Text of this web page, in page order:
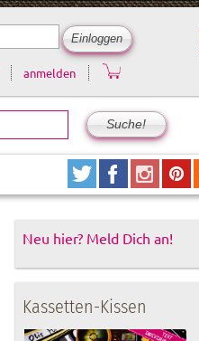
anmelden
Neu hier? Meld Dich an!
Kassetten-Kissen